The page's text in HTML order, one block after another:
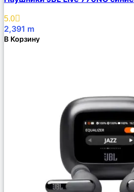
Избранное
5.0
2,391 m
В Корзину